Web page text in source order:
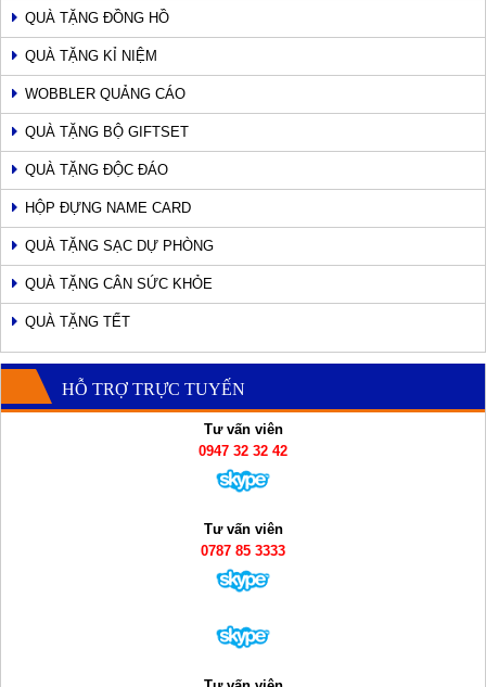
QUÀ TẶNG ĐỒNG HỒ
QUÀ TẶNG KỈ NIỆM
WOBBLER QUẢNG CÁO
QUÀ TẶNG BỘ GIFTSET
QUÀ TẶNG ĐỘC ĐÁO
HỘP ĐỰNG NAME CARD
QUÀ TẶNG SẠC DỰ PHÒNG
QUÀ TẶNG CÂN SỨC KHỎE
QUÀ TẶNG TẾT
HỖ TRỢ TRỰC TUYẾN
Tư vấn viên
0947 32 32 42
Tư vấn viên
0787 85 3333